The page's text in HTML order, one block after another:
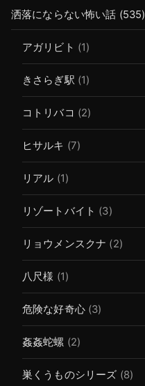
洒落にならない怖い話 (535)
アガリビト (1)
きさらぎ駅 (1)
コトリバコ (2)
ヒサルキ (7)
リアル (1)
リゾートバイト (3)
リョウメンスクナ (2)
八尺様 (1)
危険な好奇心(3)
姦姦蛇螺 (2)
巣くうものシリーズ (8)